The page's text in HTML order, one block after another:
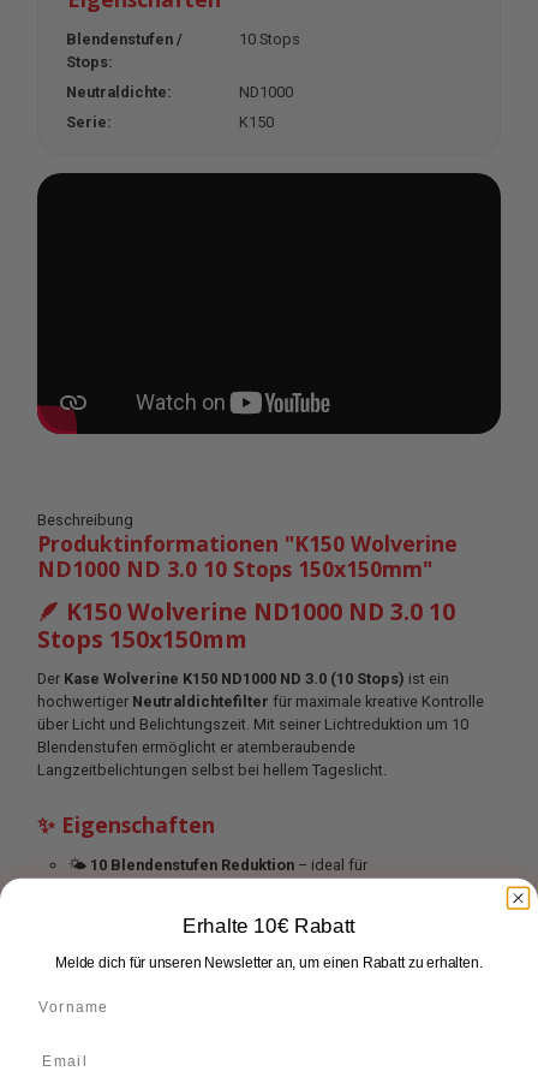
Blendenstufen /
Stops:
10 Stops
Neutraldichte:
ND1000
Serie:
K150
Beschreibung
Produktinformationen "K150 Wolverine
ND1000 ND 3.0 10 Stops 150x150mm"
🪶 K150 Wolverine ND1000 ND 3.0 10
Stops 150x150mm
Der Kase Wolverine K150 ND1000 ND 3.0 (10 Stops) ist ein
hochwertiger Neutraldichtefilter für maximale kreative Kontrolle
über Licht und Belichtungszeit. Mit seiner Lichtreduktion um 10
Blendenstufen ermöglicht er atemberaubende
Langzeitbelichtungen selbst bei hellem Tageslicht.
✨ Eigenschaften
🌤️ 10 Blendenstufen Reduktion– ideal für
sanfte Bewegungen von Wolken
🎨Farbneutralität– exzellente Farbtreue ohne
🔬Optisches Präzisionsglas
Filterhalter
Erhalte 10€ Rabatt
Melde dich für unseren Newsletter an, um einen Rabatt zu erhalten.